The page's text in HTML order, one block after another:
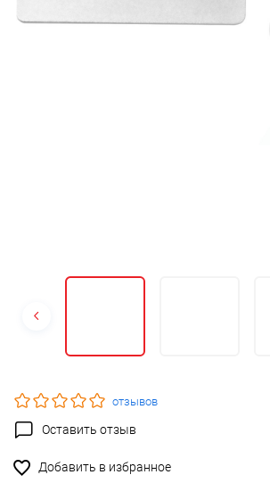
отзывов
Оставить отзыв
Добавить в избранное